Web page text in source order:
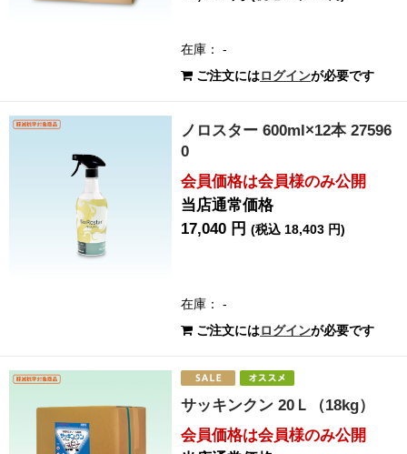
在庫： -
ご注文にはログインが必要です
ノロスター 600ml×12本 27596
0
会員価格は会員様のみ公開
当店通常価格
17,040 円(税込 18,403 円)
在庫： -
ご注文にはログインが必要です
サッキンクン 20Ｌ（18kg）
会員価格は会員様のみ公開